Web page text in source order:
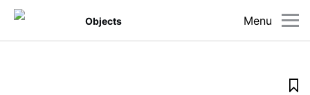
Menu
Objects